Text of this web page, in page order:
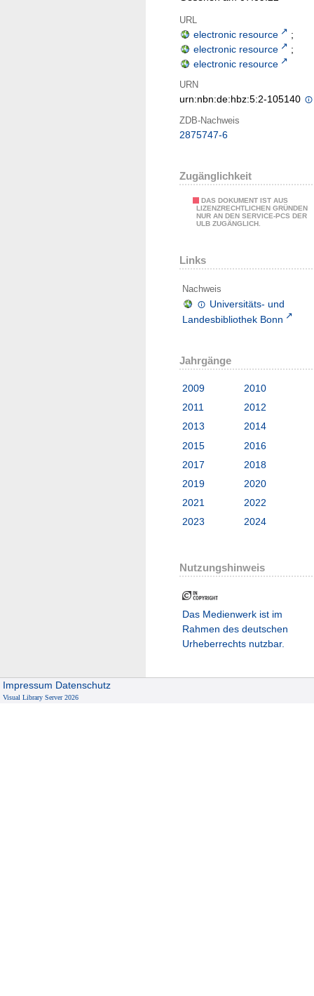
URL
electronic resource
;
electronic resource
;
electronic resource
URN
urn:nbn:de:hbz:5:2-105140
ZDB-Nachweis
2875747-6
Zugänglichkeit
DAS DOKUMENT IST AUS
LIZENZRECHTLICHEN GRÜNDEN
NUR AN DEN SERVICE-PCS DER
ULB ZUGÄNGLICH.
Links
Nachweis
Universitäts- und
Landesbibliothek Bonn
Jahrgänge
2009
2010
2011
2012
2013
2014
2015
2016
2017
2018
2019
2020
2021
2022
2023
2024
Nutzungshinweis
Das Medienwerk ist im
Rahmen des deutschen
Urheberrechts nutzbar.
Impressum Datenschutz
Visual Library Server 2026